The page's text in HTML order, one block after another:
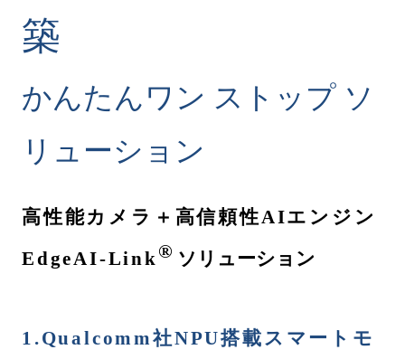
築
かんたんワン ストップ ソ
リューション
高性能カメラ＋高信頼性AIエンジン
EdgeAI-Link® ソリューション
1.Qualcomm社NPU搭載スマートモ